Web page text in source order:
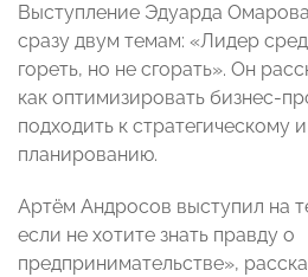
Выступление Эдуарда
сразу двум темам: «Лидер
гореть, но не сгорать». Он
как оптимизировать бизнес-
подходить к стратегическому
планированию.
Артём Андросов выступил на
если не хотите знать правду о
предпринимательстве»,